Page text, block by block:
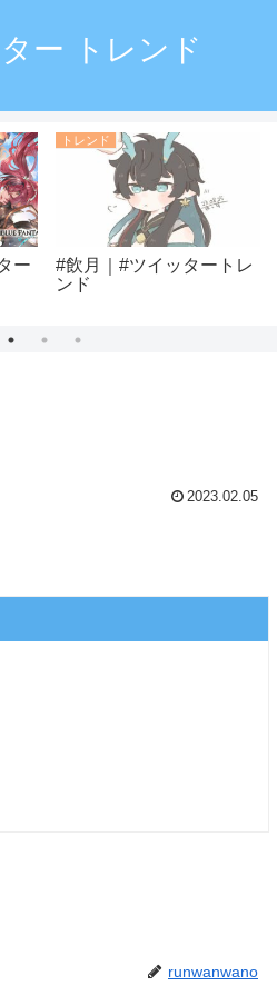
ー トレンド
ー
トレンド
#飲月｜#ツイッタートレ
ンド
2023.02.05
runwanwano